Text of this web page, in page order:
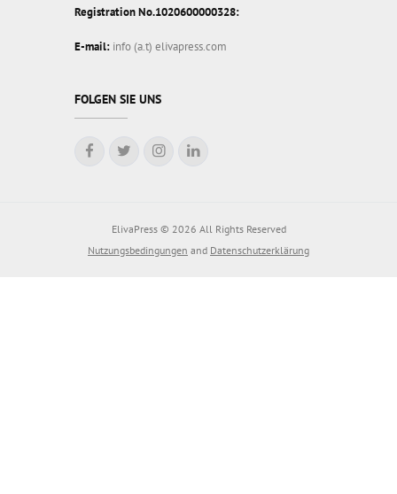
FOLGEN SIE UNS
Registration No.1020600000328:
E-mail: info (a.t) elivapress.com
ElivaPress © 2026 All Rights Reserved
Nutzungsbedingungen and Datenschutzerklärung